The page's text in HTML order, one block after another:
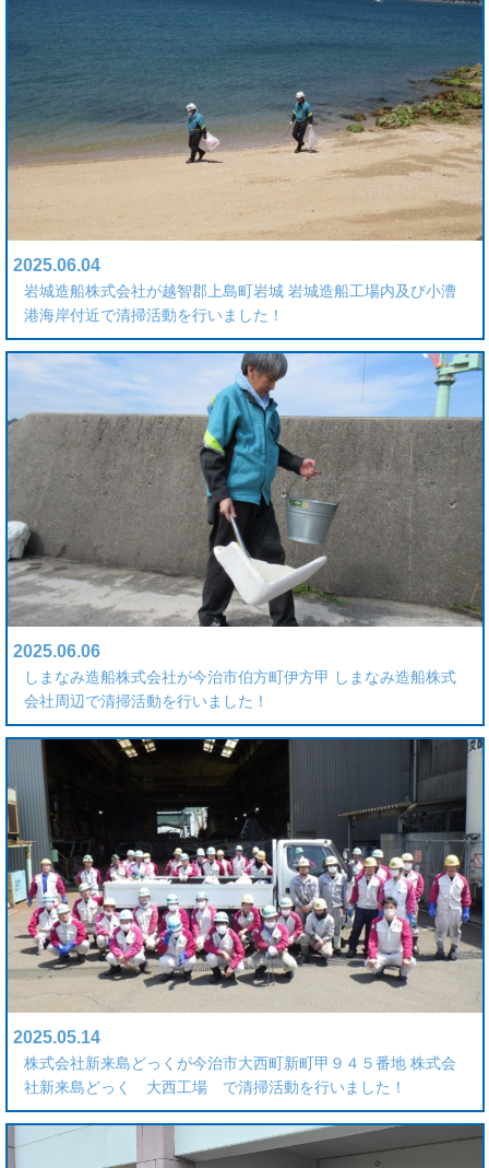
2025.06.04
岩城造船株式会社が越智郡上島町岩城 岩城造船工場内及び小漕
港海岸付近で清掃活動を行いました！
2025.06.06
しまなみ造船株式会社が今治市伯方町伊方甲 しまなみ造船株式
会社周辺で清掃活動を行いました！
2025.05.14
株式会社新来島どっくが今治市大西町新町甲９４５番地 株式会
社新来島どっく 大西工場 で清掃活動を行いました！